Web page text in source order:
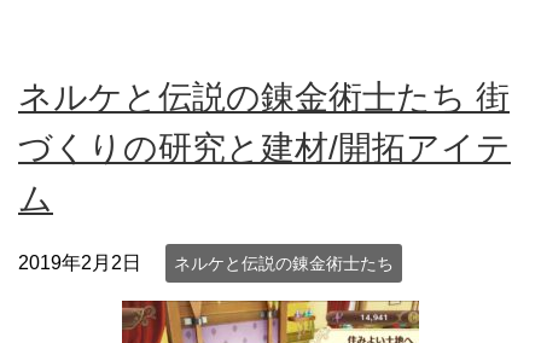
ネルケと伝説の錬金術士たち 街
づくりの研究と建材/開拓アイテ
ム
2019年2月2日 ネルケと伝説の錬金術士たち